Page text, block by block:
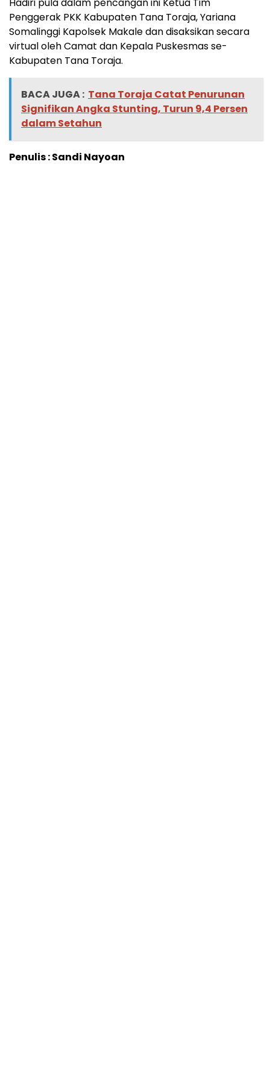
Hadiri pula dalam pencangan ini Ketua Tim
Penggerak PKK Kabupaten Tana Toraja, Yariana
Somalinggi Kapolsek Makale dan disaksikan secara
virtual oleh Camat dan Kepala Puskesmas se-
Kabupaten Tana Toraja.
BACA JUGA : Tana Toraja Catat Penurunan
Signifikan Angka Stunting, Turun 9,4 Persen
dalam Setahun
Penulis : Sandi Nayoan